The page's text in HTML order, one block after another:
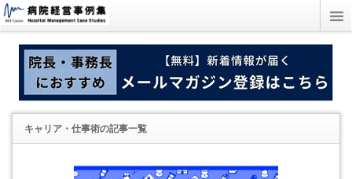
キャリア・仕事術の記事一覧